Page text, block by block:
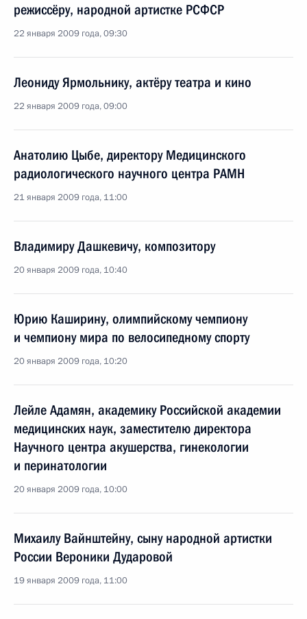
режиссёру, народной артистке РСФСР
22 января 2009 года, 09:30
Леониду Ярмольнику, актёру театра и кино
22 января 2009 года, 09:00
Анатолию Цыбе, директору Медицинского
радиологического научного центра РАМН
21 января 2009 года, 11:00
Владимиру Дашкевичу, композитору
20 января 2009 года, 10:40
Юрию Каширину, олимпийскому чемпиону
и чемпиону мира по велосипедному спорту
20 января 2009 года, 10:20
Лейле Адамян, академику Российской академии
медицинских наук, заместителю директора
Научного центра акушерства, гинекологии
и перинатологии
20 января 2009 года, 10:00
Михаилу Вайнштейну, сыну народной артистки
России Вероники Дударовой
19 января 2009 года, 11:00